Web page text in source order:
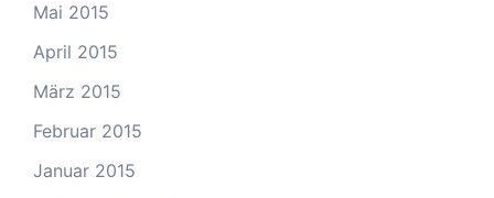
Mai 2015
April 2015
März 2015
Februar 2015
Januar 2015